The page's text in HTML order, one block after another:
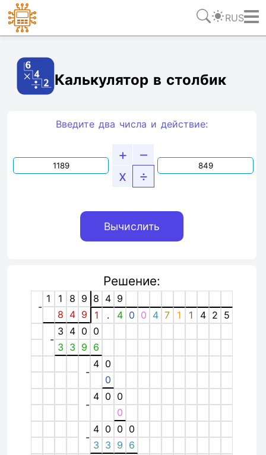
RUS
Калькулятор в столбик
Введите два числа и действие:
+
–
x
÷
Решение:
-
1 1 8 9 8 4 9
8 4 9 1 . 4 0 0 4 7 1 1 4 2 5
-
3 4 0 0
3 3 9 6
-
4 0
0
-
4 0 0
0
-
4 0 0 0
3 3 9 6